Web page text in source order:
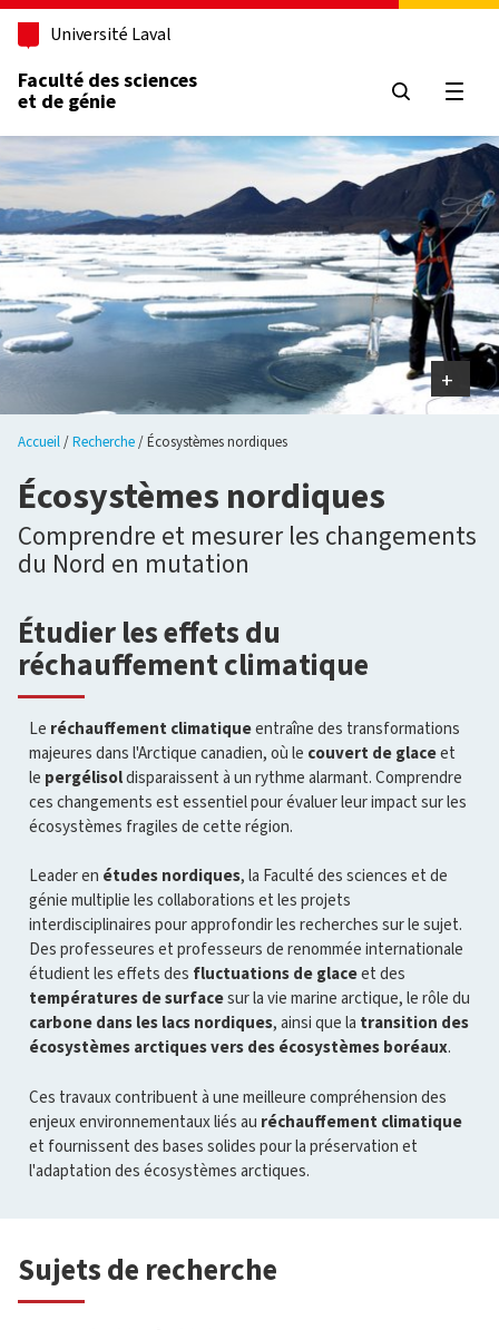
Aller au contenu principal
Université Laval
Faculté des sciences
et de génie
Accueil Recherche Écosystèmes nordiques
Écosystèmes nordiques
Comprendre et mesurer les changements
du Nord en mutation
Étudier les effets du
réchauffement climatique
Le réchauffement climatiqueentraîne des transformations
majeures dans l'Arctique canadien, où le couvert de glaceet
le pergélisoldisparaissent à un rythme alarmant. Comprendre
ces changements est essentiel pour évaluer leur impact sur les
écosystèmes fragiles de cette région.
Leader en études nordiques, la Faculté des sciences et de
génie multiplie les collaborations et les projets
interdisciplinaires pour approfondir les recherches sur le sujet.
Des professeures et professeurs de renommée internationale
étudient les effets des fluctuations de glaceet des
températures de surfacesur la vie marine arctique, le rôle du
carbone dans les lacs nordiques, ainsi que la transition des
écosystèmes arctiques vers des écosystèmes boréaux.
Ces travaux contribuent à une meilleure compréhension des
enjeux environnementaux liés au réchauffement climatique
et fournissent des bases solides pour la préservation et
l'adaptation des écosystèmes arctiques.
Sujets de recherche